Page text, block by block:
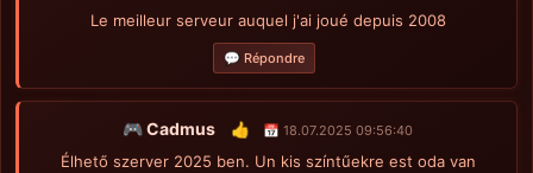
Le meilleur serveur auquel j'ai joué depuis 2008
💬 Répondre
🎮 Cadmus 👍 📅 18.07.2025 09:56:40
Élhető szerver 2025 ben. Un kis színtűekre est oda van